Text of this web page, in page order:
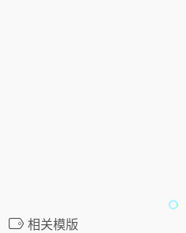
相关模版